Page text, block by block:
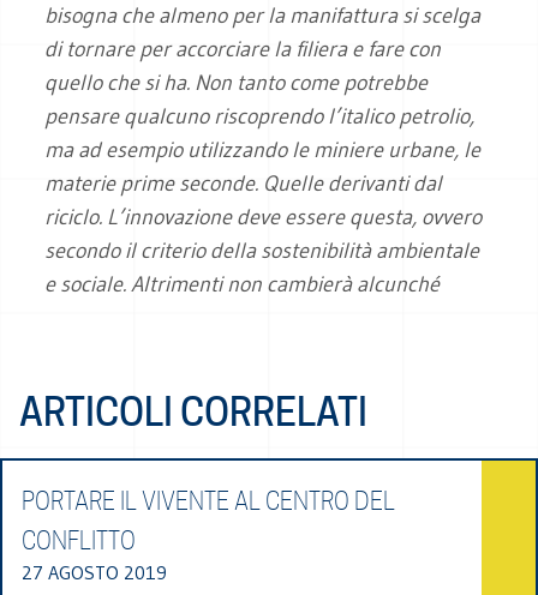
bisogna che almeno per la manifattura si scelga
di tornare per accorciare la filiera e fare con
quello che si ha. Non tanto come potrebbe
pensare qualcuno riscoprendo l’italico petrolio,
ma ad esempio utilizzando le miniere urbane, le
materie prime seconde. Quelle derivanti dal
riciclo. L’innovazione deve essere questa, ovvero
secondo il criterio della sostenibilità ambientale
e sociale. Altrimenti non cambierà alcunché
ARTICOLI CORRELATI
PORTARE IL VIVENTE AL CENTRO DEL
CONFLITTO
27 AGOSTO 2019